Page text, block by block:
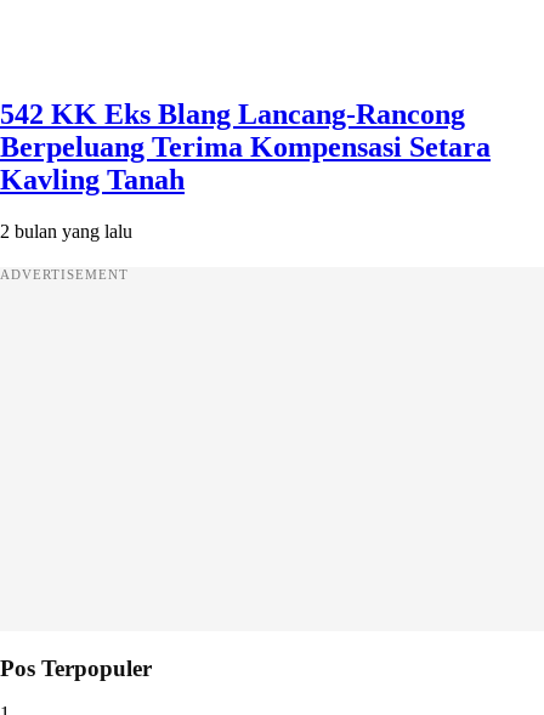
542 KK Eks Blang Lancang-Rancong
Berpeluang Terima Kompensasi Setara
Kavling Tanah
2 bulan yang lalu
ADVERTISEMENT
Pos Terpopuler